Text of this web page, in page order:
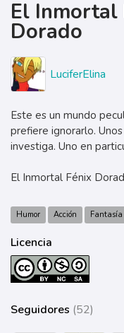
El Inmortal
Dorado
LuciferElina
Este es un mundo
prefiere ignorarlo.
investiga. Uno en
El Inmortal Fénix
Humor Acción Fantasía
Licencia
Seguidores (52)